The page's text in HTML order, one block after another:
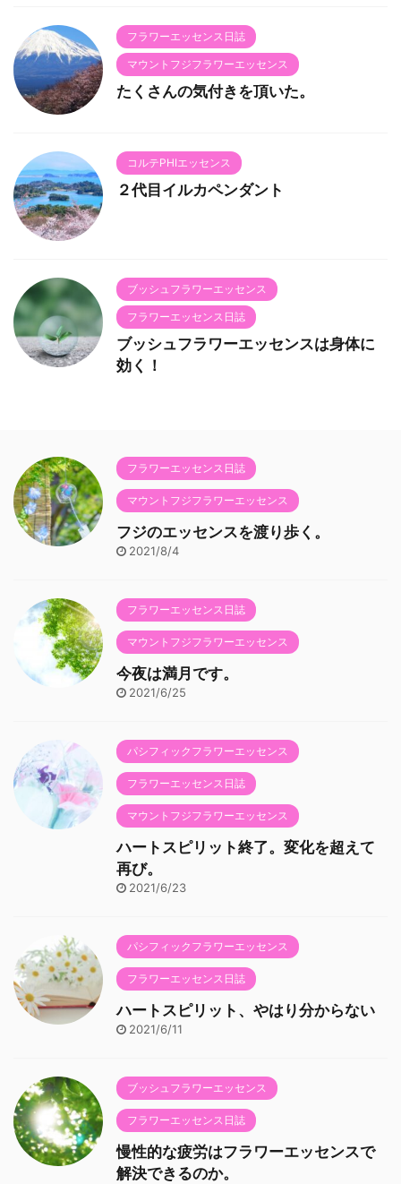
フラワーエッセンス日誌
マウントフジフラワーエッセンス
たくさんの気付きを頂いた。
コルテPHIエッセンス
２代目イルカペンダント
ブッシュフラワーエッセンス
フラワーエッセンス日誌
ブッシュフラワーエッセンスは身体に
効く！
フラワーエッセンス日誌
マウントフジフラワーエッセンス
フジのエッセンスを渡り歩く。
2021/8/4
フラワーエッセンス日誌
マウントフジフラワーエッセンス
今夜は満月です。
2021/6/25
パシフィックフラワーエッセンス
フラワーエッセンス日誌
マウントフジフラワーエッセンス
ハートスピリット終了。変化を超えて
再び。
2021/6/23
パシフィックフラワーエッセンス
フラワーエッセンス日誌
ハートスピリット、やはり分からない
2021/6/11
ブッシュフラワーエッセンス
フラワーエッセンス日誌
慢性的な疲労はフラワーエッセンスで
解決できるのか。